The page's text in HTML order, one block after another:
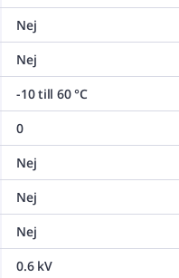
Nej
Nej
-10 till 60 °C
0
Nej
Nej
Nej
0.6 kV